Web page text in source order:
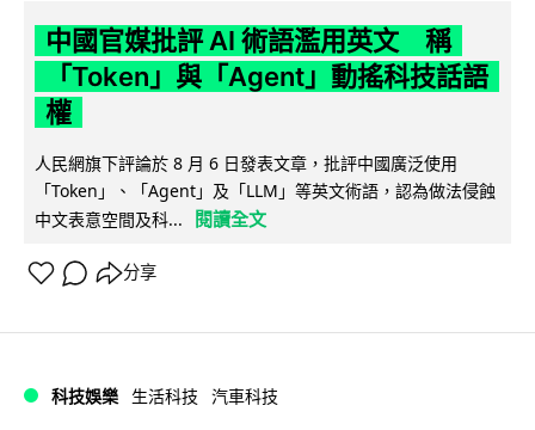
中國官媒批評 AI 術語濫用英文 稱
「Token」與「Agent」動搖科技話語
權
人民網旗下評論於 8 月 6 日發表文章，批評中國廣泛使用
「Token」、「Agent」及「LLM」等英文術語，認為做法侵蝕
中文表意空間及科...
閱讀全文
分享
科技娛樂 生活科技 汽車科技